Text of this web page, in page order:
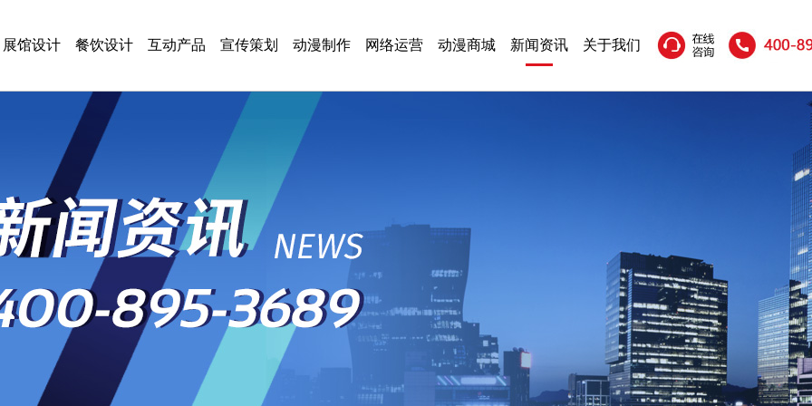
展馆设计 餐饮设计 互动产品 宣传策划 动漫制作 网络运营 动漫商城 新闻资讯 关于我们